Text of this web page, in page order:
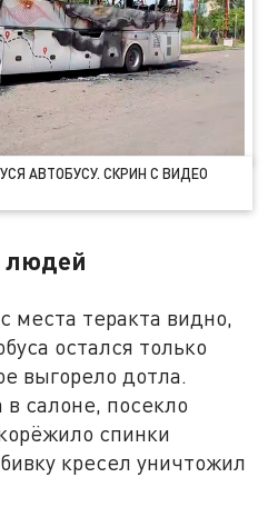
АВТОБУСУ. СКРИН С ВИДЕО
людей
места теракта видно,
остался только
выгорело дотла.
салоне, посекло
спинки
кресел уничтожил